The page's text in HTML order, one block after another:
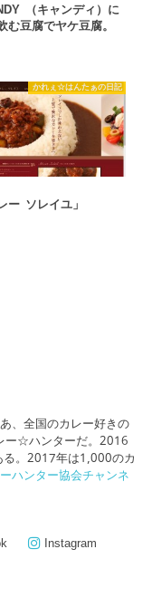
（キャンディ）に
む豆腐でヤケ豆腐。
かれぇ☆はんたぁの日記
ー ソレイユ」
、全国のカレー好きの
ー☆ハンターだ。2016
。2017年は1,000のカ
ハンター協会チャンネ
Instagram